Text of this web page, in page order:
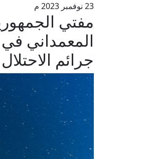
23 نوفمبر 2023 م
مفتي
المعمداني
جرائم